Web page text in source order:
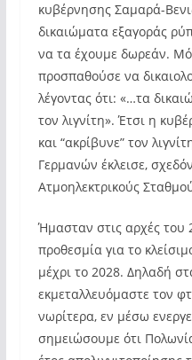
κυβέρνησης Σαμαρά-
δικαιώματα εξαγοράς
να τα έχουμε δωρεάν.
προσπαθούσε να
λέγοντας ότι: «…τα
τον λιγνίτη». Έτσι η
και “ακρίβυνε” τον
Γερμανών έκλεισε,
Ατμοηλεκτρικούς
Ήμασταν στις αρχές του
προθεσμία για το
μέχρι το 2028. Δηλαδή
εκμεταλλευόμαστε τον
νωρίτερα, εν μέσω
σημειώσουμε ότι